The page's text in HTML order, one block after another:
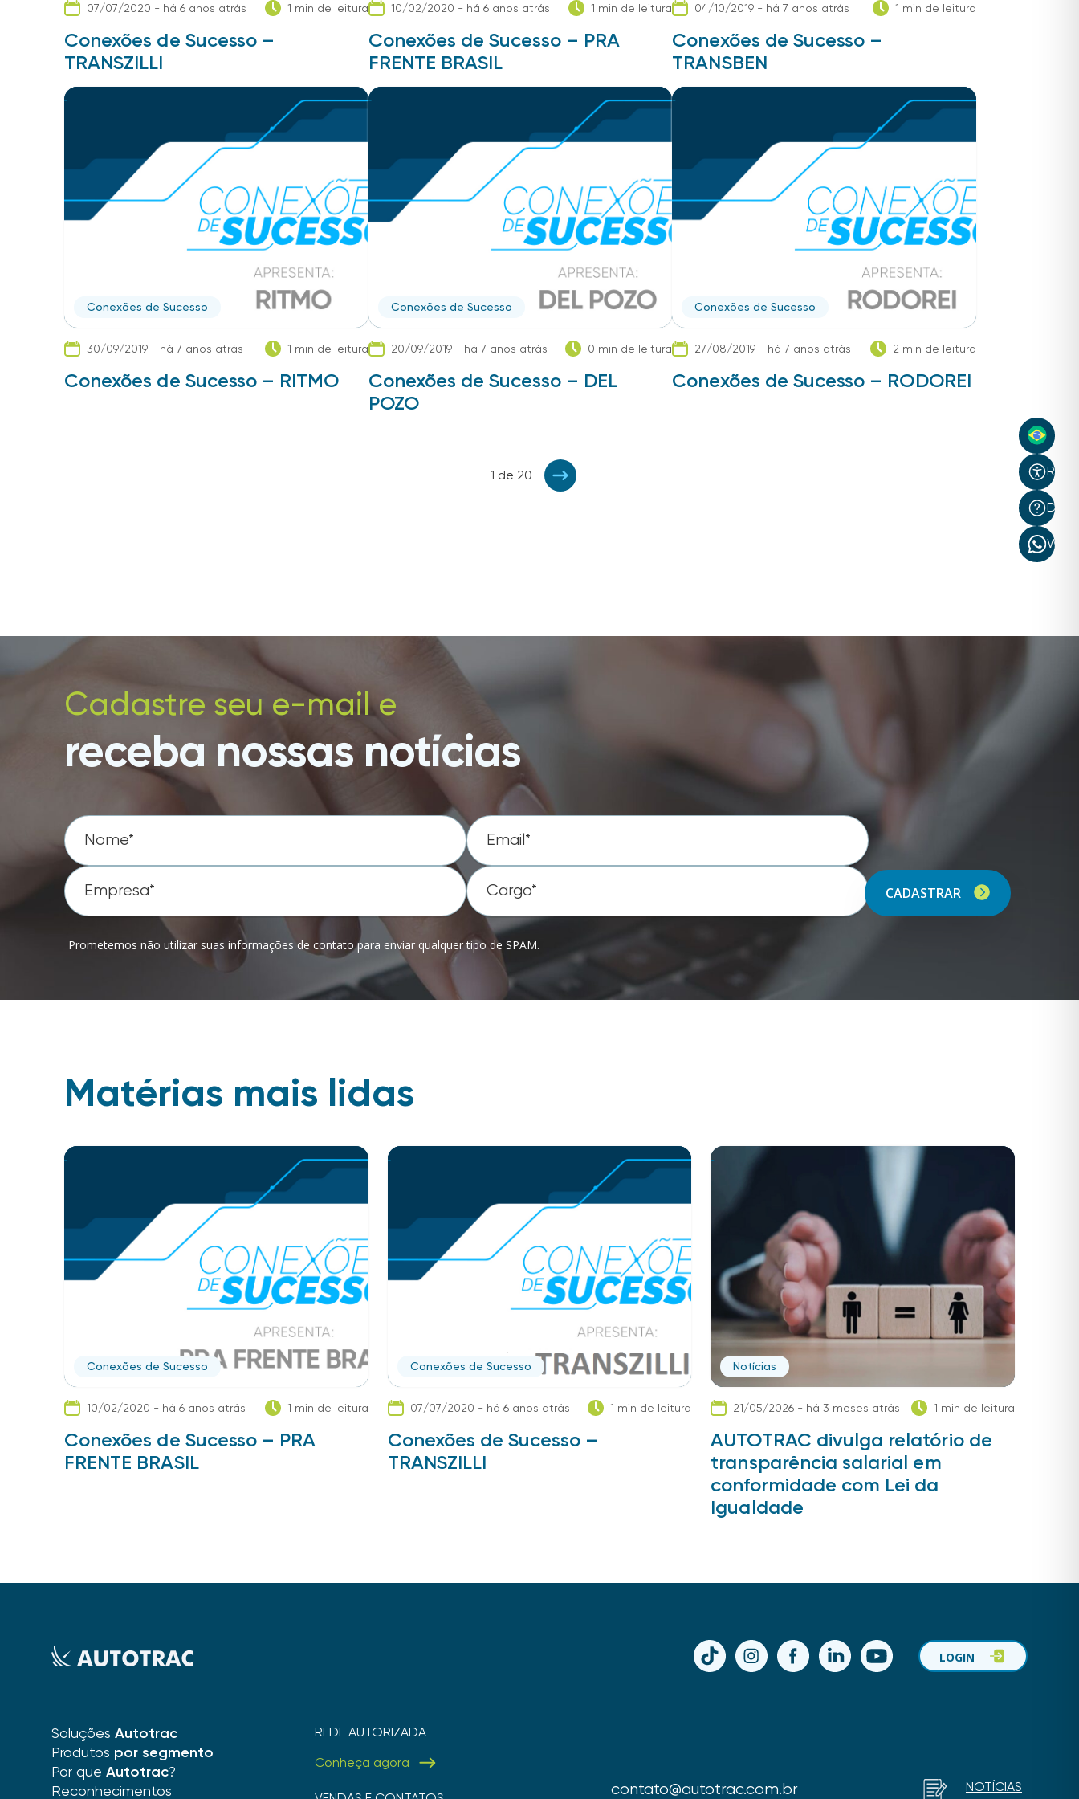
07/07/2020 - há 6 anos atrás 1 min de leitura
Conexões de Sucesso –
TRANSZILLI
10/02/2020 - há 6 anos atrás 1 min de leitura
Conexões de Sucesso – PRA
FRENTE BRASIL
04/10/2019 - há 7 anos atrás 1 min de leitura
Conexões de Sucesso –
TRANSBEN
Conexões de Sucesso
30/09/2019 - há 7 anos atrás 1 min de leitura
Conexões de Sucesso – RITMO
Conexões de Sucesso
20/09/2019 - há 7 anos atrás 0 min de leitura
Conexões de Sucesso – DEL
POZO
Conexões de Sucesso
27/08/2019 - há 7 anos atrás 2 min de leitura
Conexões de Sucesso – RODOREI
1 de 20
Cadastre seu e-mail e
receba nossas notícias
CADASTRAR
Prometemos não utilizar suas informações de contato para enviar qualquer tipo de SPAM.
Matérias mais lidas
Conexões de Sucesso
10/02/2020 - há 6 anos atrás 1 min de leitura
Conexões de Sucesso – PRA
FRENTE BRASIL
Conexões de Sucesso
07/07/2020 - há 6 anos atrás 1 min de leitura
Conexões de Sucesso –
TRANSZILLI
Notícias
21/05/2026 - há 3 meses atrás 1 min de leitura
AUTOTRAC divulga relatório de
transparência salarial em
conformidade com Lei da
Igualdade
TikTok InstagramFacebookLinkedInYouTube
LOGIN
Soluções Autotrac
Produtos por segmento
Por que Autotrac?
Reconhecimentos
REDE AUTORIZADA
Conheça agora
contato@autotrac.com.br NOTÍCIAS